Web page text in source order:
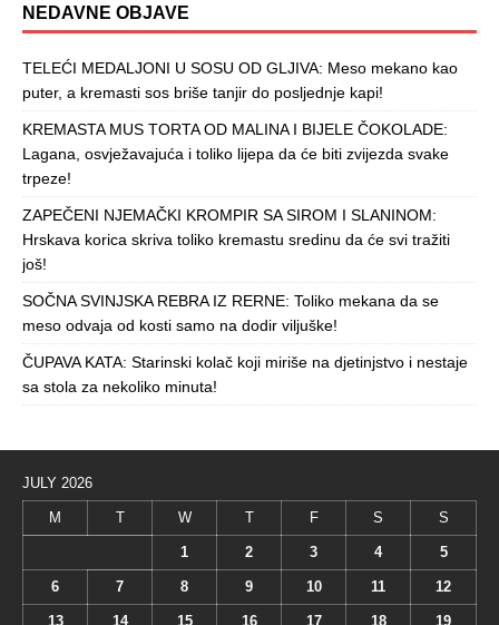
NEDAVNE OBJAVE
TELEĆI MEDALJONI U SOSU OD GLJIVA: Meso mekano kao
puter, a kremasti sos briše tanjir do posljednje kapi!
KREMASTA MUS TORTA OD MALINA I BIJELE ČOKOLADE:
Lagana, osvježavajuća i toliko lijepa da će biti zvijezda svake
trpeze!
ZAPEČENI NJEMAČKI KROMPIR SA SIROM I SLANINOM:
Hrskava korica skriva toliko kremastu sredinu da će svi tražiti
još!
SOČNA SVINJSKA REBRA IZ RERNE: Toliko mekana da se
meso odvaja od kosti samo na dodir viljuške!
ČUPAVA KATA: Starinski kolač koji miriše na djetinjstvo i nestaje
sa stola za nekoliko minuta!
JULY 2026
M T W T F S S
1 2 3 4 5
6 7 8 9 10 11 12
13 14 15 16 17 18 19